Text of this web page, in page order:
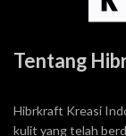
Tentang
Hibrkraft Kreasi
kulit yang telah